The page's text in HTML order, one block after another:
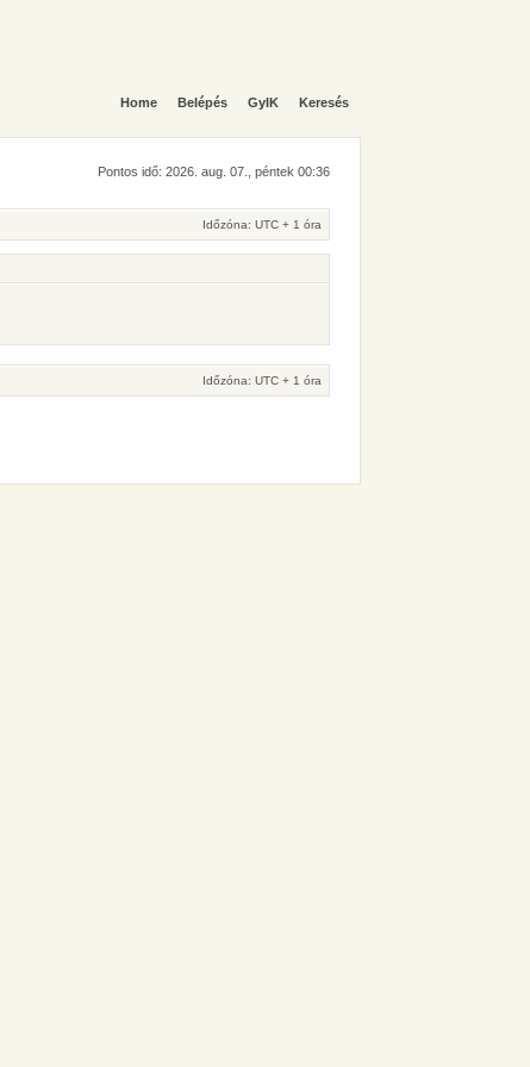
Home Belépés GyIK Keresés
Pontos idő: 2026. aug. 07., péntek 00:36
Időzóna: UTC + 1 óra
Időzóna: UTC + 1 óra